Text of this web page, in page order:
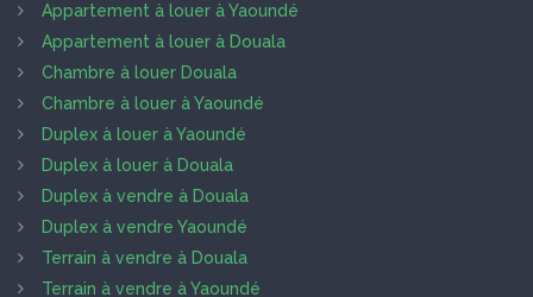
Appartement à louer à Yaoundé
Appartement à louer à Douala
Chambre à louer Douala
Chambre à louer à Yaoundé
Duplex à louer à Yaoundé
Duplex à louer à Douala
Duplex à vendre à Douala
Duplex à vendre Yaoundé
Terrain à vendre à Douala
Terrain à vendre à Yaoundé